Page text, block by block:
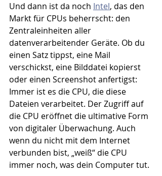
Und dann ist da noch Intel, das den
Markt für CPUs beherrscht: den
Zentraleinheiten aller
datenverarbeitender Geräte. Ob du
einen Satz tippst, eine Mail
verschickst, eine Bilddatei kopierst
oder einen Screenshot anfertigst:
Immer ist es die CPU, die diese
Dateien verarbeitet. Der Zugriff auf
die CPU eröffnet die ultimative Form
von digitaler Überwachung. Auch
wenn du nicht mit dem Internet
verbunden bist, „weiß“ die CPU
immer noch, was dein Computer tut.